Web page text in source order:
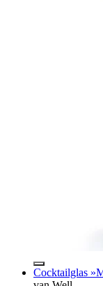
Cocktailglas